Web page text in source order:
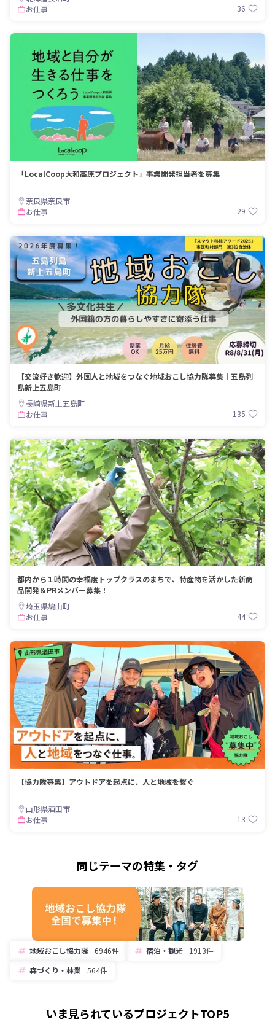
お仕事
36
「LocalCoop大和高原プロジェクト」事業開発担当者を募集
奈良県奈良市
お仕事
29
【交流好き歓迎】外国人と地域をつなぐ地域おこし協力隊募集｜五島列
島新上五島町
長崎県新上五島町
お仕事
135
都内から１時間の幸福度トップクラスのまちで、特産物を活かした新商
品開発＆PRメンバー募集！
埼玉県鳩山町
お仕事
44
【協力隊募集】アウトドアを起点に、人と地域を繋ぐ
山形県酒田市
お仕事
13
同じテーマの特集・タグ
地域おこし協力隊 6946件 宿泊・観光
1913件
森づくり・林業
564件
いま見られているプロジェクトTOP5